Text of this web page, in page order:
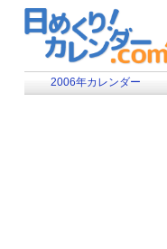
2006年カレンダー